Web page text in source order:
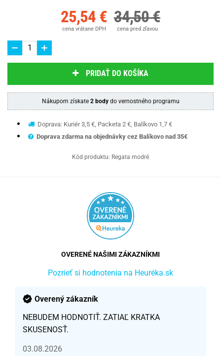
25,54 €
cena vrátane DPH
34,50 €
cena pred zľavou
PRIDAŤ DO KOŠÍKA
Nákupom získate 2 bodydo vernostného programu
Doprava: Kuriér 3,5 €, Packeta 2 €, Balíkovo 1,7 €
Doprava zdarma na objednávky cez Balíkovo nad 35€
Kód produktu: Regata modré
OVERENÉ NAŠIMI ZÁKAZNÍKMI
Pozrieť si hodnotenia na Heuréka.sk
Overený zákazník
NEBUDEM HODNOTIŤ. ZATIAĽ KRATKA
SKUSENOSŤ.
03.08.2026